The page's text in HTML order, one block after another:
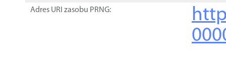
Adres URI zasobu PRNG: